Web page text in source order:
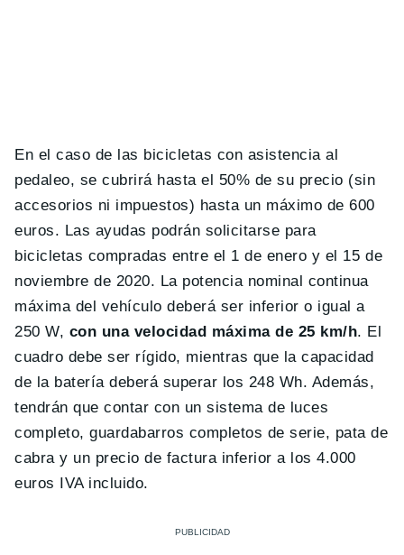
En el caso de las bicicletas con asistencia al
pedaleo, se cubrirá hasta el 50% de su precio (sin
accesorios ni impuestos) hasta un máximo de 600
euros. Las ayudas podrán solicitarse para
bicicletas compradas entre el 1 de enero y el 15 de
noviembre de 2020. La potencia nominal continua
máxima del vehículo deberá ser inferior o igual a
250 W, con una velocidad máxima de 25 km/h. El
cuadro debe ser rígido, mientras que la capacidad
de la batería deberá superar los 248 Wh. Además,
tendrán que contar con un sistema de luces
completo, guardabarros completos de serie, pata de
cabra y un precio de factura inferior a los 4.000
euros IVA incluido.